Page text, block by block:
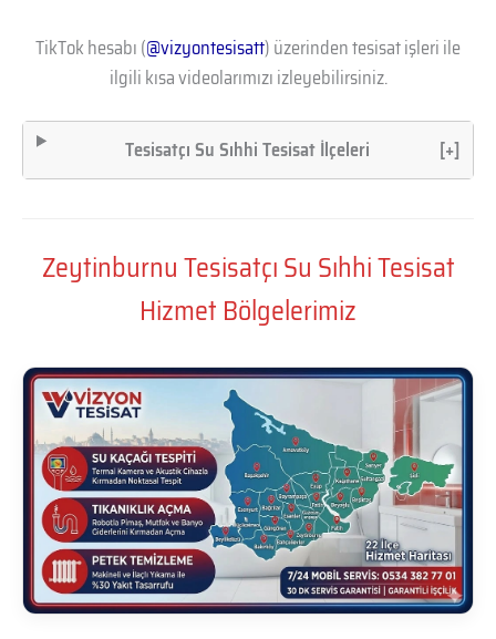
TikTok hesabı (@vizyontesisatt) üzerinden tesisat işleri ile
ilgili kısa videolarımızı izleyebilirsiniz.
Tesisatçı Su Sıhhi Tesisat İlçeleri [+]
Zeytinburnu Tesisatçı Su Sıhhi Tesisat
Hizmet Bölgelerimiz